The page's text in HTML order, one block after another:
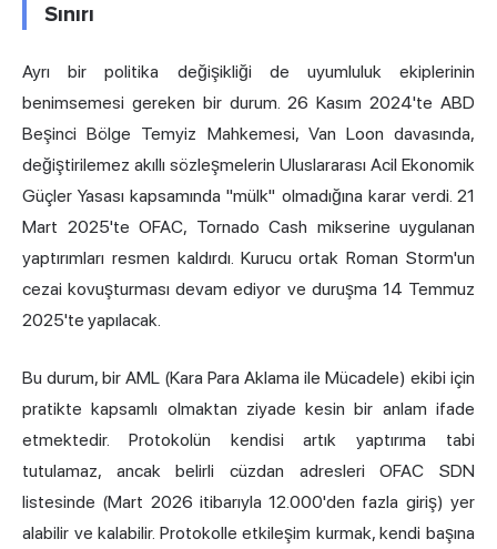
Sınırı
Ayrı bir politika değişikliği de uyumluluk ekiplerinin
benimsemesi gereken bir durum. 26 Kasım 2024'te ABD
Beşinci Bölge Temyiz Mahkemesi, Van Loon davasında,
değiştirilemez akıllı sözleşmelerin Uluslararası Acil Ekonomik
Güçler Yasası kapsamında "mülk" olmadığına karar verdi. 21
Mart 2025'te OFAC, Tornado Cash mikserine uygulanan
yaptırımları resmen kaldırdı. Kurucu ortak Roman Storm'un
cezai kovuşturması devam ediyor ve duruşma 14 Temmuz
2025'te yapılacak.
Bu durum, bir AML (Kara Para Aklama ile Mücadele) ekibi için
pratikte kapsamlı olmaktan ziyade kesin bir anlam ifade
etmektedir. Protokolün kendisi artık yaptırıma tabi
tutulamaz, ancak belirli cüzdan adresleri OFAC SDN
listesinde (Mart 2026 itibarıyla 12.000'den fazla giriş) yer
alabilir ve kalabilir. Protokolle etkileşim kurmak, kendi başına